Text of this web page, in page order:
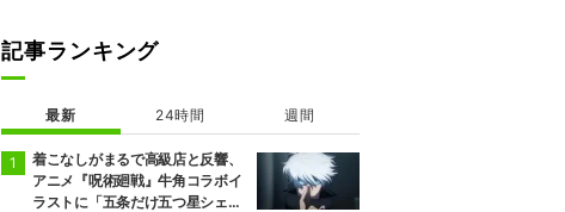
記事ランキング
最新 24時間 週間
着こなしがまるで高級店と反響、
アニメ『呪術廻戦』牛角コラボイ
ラストに「五条だけ五つ星シェ